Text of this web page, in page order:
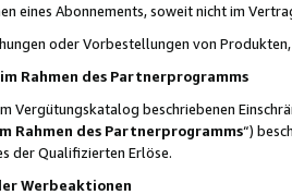
eines Abonnements, soweit nicht im
oder Vorbestellungen von
Rahmen des Partnerprogramms
Vergütungskatalog beschriebenen
Rahmen des Partnerprogramms“)
der Qualifizierten Erlöse.
Werbeaktionen